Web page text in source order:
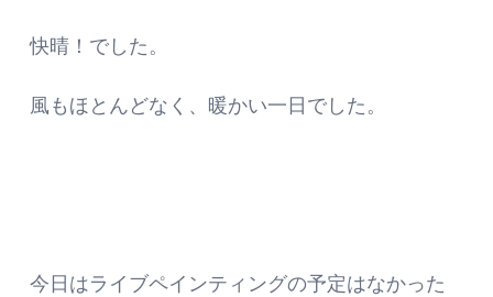
快晴！でした。
風もほとんどなく、暖かい一日でした。
今日はライブペインティングの予定はなかった